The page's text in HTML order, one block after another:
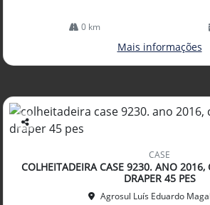
0 km
Mais informações
Co
arti
lhe
CASE
COLHEITADEIRA CASE 9230. ANO 2016,
DRAPER 45 PES
Agrosul Luís Eduardo